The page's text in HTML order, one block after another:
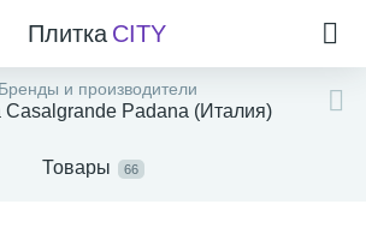
Плитка CITY
Бренды и производители
Casalgrande Padana (Италия)
Товары 66